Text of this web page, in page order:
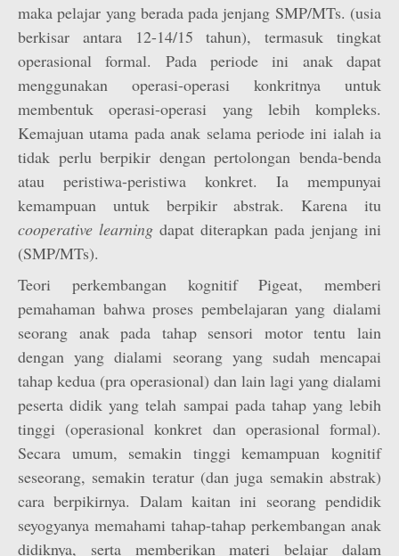
maka pelajar yang berada pada jenjang SMP/MTs. (usia
berkisar antara 12-14/15 tahun), termasuk tingkat
operasional formal. Pada periode ini anak dapat
menggunakan operasi-operasi konkritnya untuk
membentuk operasi-operasi yang lebih kompleks.
Kemajuan utama pada anak selama periode ini ialah ia
tidak perlu berpikir dengan pertolongan benda-benda
atau peristiwa-peristiwa konkret. Ia mempunyai
kemampuan untuk berpikir abstrak. Karena itu
cooperative learning dapat diterapkan pada jenjang ini
(SMP/MTs).
Teori perkembangan kognitif Pigeat, memberi
pemahaman bahwa proses pembelajaran yang dialami
seorang anak pada tahap sensori motor tentu lain
dengan yang dialami seorang yang sudah mencapai
tahap kedua (pra operasional) dan lain lagi yang dialami
peserta didik yang telah sampai pada tahap yang lebih
tinggi (operasional konkret dan operasional formal).
Secara umum, semakin tinggi kemampuan kognitif
seseorang, semakin teratur (dan juga semakin abstrak)
cara berpikirnya. Dalam kaitan ini seorang pendidik
seyogyanya memahami tahap-tahap perkembangan anak
didiknya, serta memberikan materi belajar dalam